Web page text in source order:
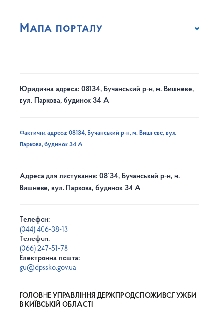
Мапа порталу
Юридична адреса: 08134, Бучанський р-н, м. Вишневе,
вул. Паркова, будинок 34 А
Фактична адреса: 08134, Бучанський р-н, м. Вишневе, вул.
Паркова, будинок 34 А
Адреса для листування: 08134, Бучанський р-н, м.
Вишневе, вул. Паркова, будинок 34 А
Телефон:
(044) 406-38-13
Телефон:
(066) 247-51-78
Електронна пошта:
gu@dpssko.gov.ua
ГОЛОВНЕ УПРАВЛІННЯ ДЕРЖПРОДСПОЖИВСЛУЖБИ
В КИЇВСЬКІЙ ОБЛАСТІ